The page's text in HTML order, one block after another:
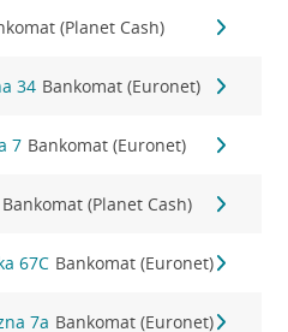
(Planet Cash)
34 Bankomat (Euronet)
7 Bankomat (Euronet)
Bankomat (Planet Cash)
67C Bankomat (Euronet)
7a Bankomat (Euronet)